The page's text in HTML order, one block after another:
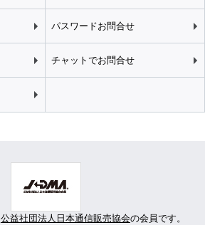
パスワードお問合せ
チャットでお問合せ
公益社団法人日本通信販売協会の会員です。